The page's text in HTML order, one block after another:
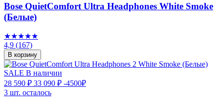
Bose QuietComfort Ultra Headphones White Smoke
(Белые)
★★★★★
4,9 (167)
В корзину
SALE В наличии
28 590 ₽ 33 090 ₽ -4500₽
3 шт. осталось